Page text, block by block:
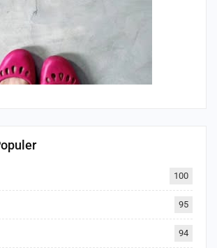
100
95
94